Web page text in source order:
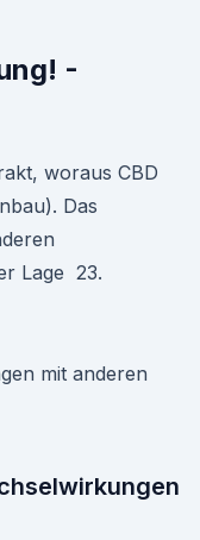
-
woraus CBD
Das
Lage 23.